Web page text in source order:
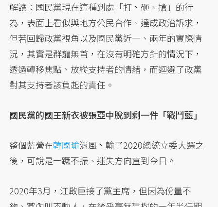
解讀：國民黨現在這種到處「打、砸、搶」的行
為，表面上看似與地方公民合作、達成政治訴求，
但若回歸政黨視角以及國民黨近一、兩年的實際情
況，其實是群龍無首，在沒有明確方針的情況下，
透過轉移焦點、放縱支持者的情緒，而迴避了政黨
對其支持者該負起的責任。
國民黨的國王新衣被張亞中脫到剩一件「戰鬥藍」
整個藍營在韓國瑜消風、輸了2020總統立委大選之
後，可說是一蹶不振、迷失方向直到今日。
2020年3月，江啟臣接了黨主席，但因為份量不